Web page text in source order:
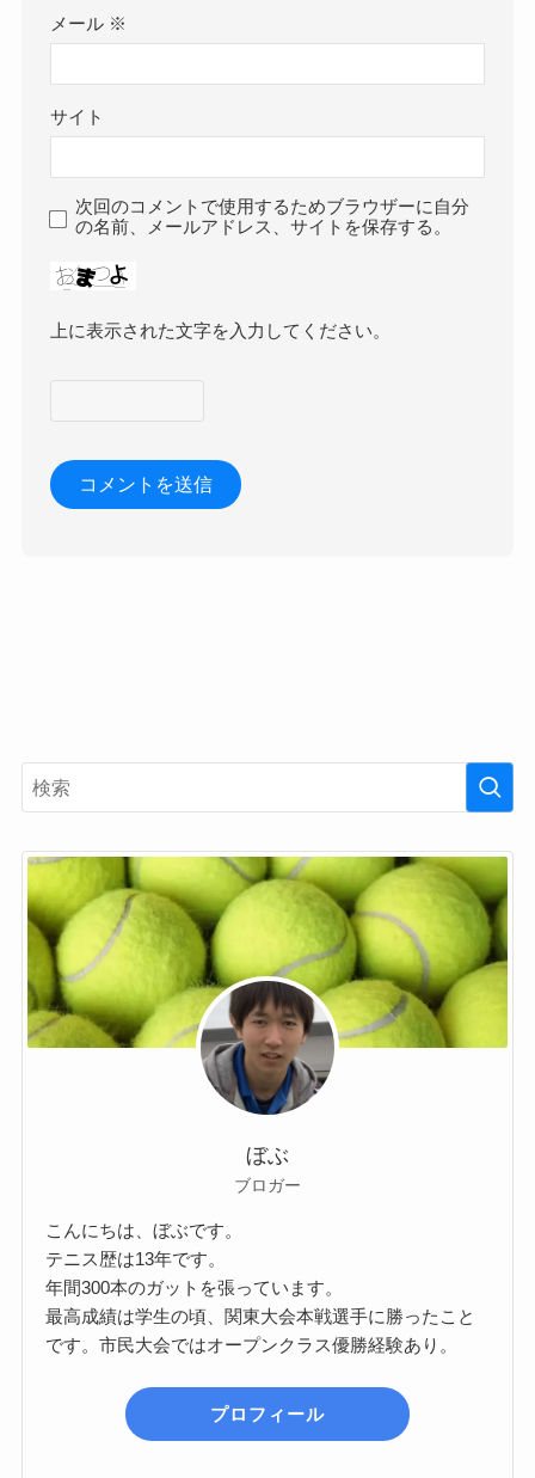
メール ※
サイト
次回のコメントで使用するためブラウザーに自分
の名前、メールアドレス、サイトを保存する。
上に表示された文字を入力してください。
ぼぶ
ブロガー
こんにちは、ぼぶです。
テニス歴は13年です。
年間300本のガットを張っています。
最高成績は学生の頃、関東大会本戦選手に勝ったこと
です。市民大会ではオープンクラス優勝経験あり。
プロフィール